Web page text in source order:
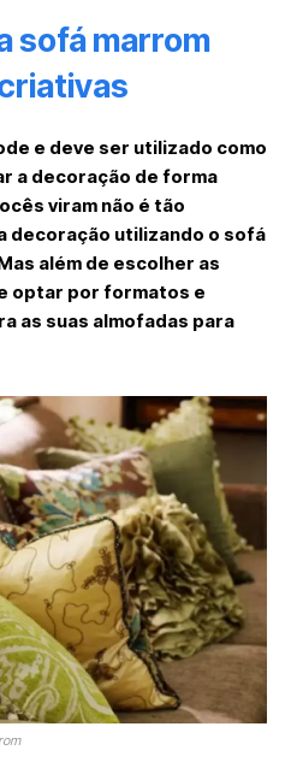
sofá marrom
e deve ser utilizado como
a decoração de forma
viram não é tão
decoração utilizando o sofá
além de escolher as
optar por formatos e
as suas almofadas para